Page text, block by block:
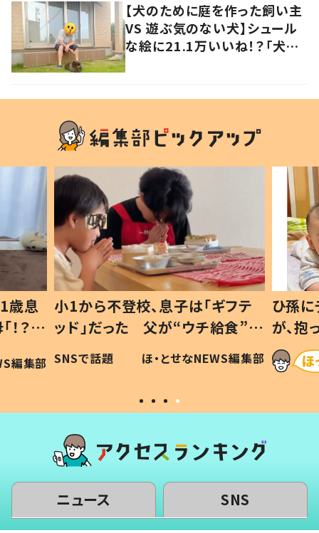
【犬のために庭を作った飼い主
VS 遊ぶ気のない犬】シュール
な絵に21.1万いいね！？「犬の
歳息
？」
編集部
小1から不登校、息子は「ギフテ
ッド」だった 父が“ウチ給食”を
作り続ける理由とは #令和の親
#令和の子
SNSで話題 ほ・とせなNEWS編集部
ひ孫
が、
「涙が
い」
ニュース SNS